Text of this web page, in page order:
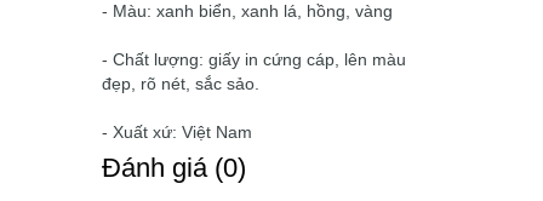
- Màu: xanh biển, xanh lá, hồng, vàng
- Chất lượng: giấy in cứng cáp, lên màu
đẹp, rõ nét, sắc sảo.
- Xuất xứ: Việt Nam
Ðánh giá (0)